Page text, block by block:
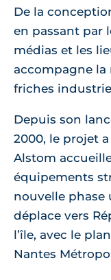
De la
en passant par
médias et les
accompagne la
friches
Depuis son
2000, le projet
Alstom
équipements
nouvelle phase
déplace vers
l’île, avec le
Nantes